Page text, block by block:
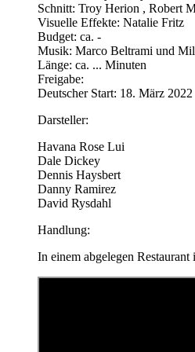
Schnitt: Troy Herion , Robert
Visuelle Effekte: Natalie Fritz
Budget: ca. -
Musik: Marco Beltrami und
Länge: ca. ... Minuten
Freigabe:
Deutscher Start: 18. März 2022
Darsteller:
Havana Rose Lui
Dale Dickey
Dennis Haysbert
Danny Ramirez
David Rysdahl
Handlung:
In einem abgelegen